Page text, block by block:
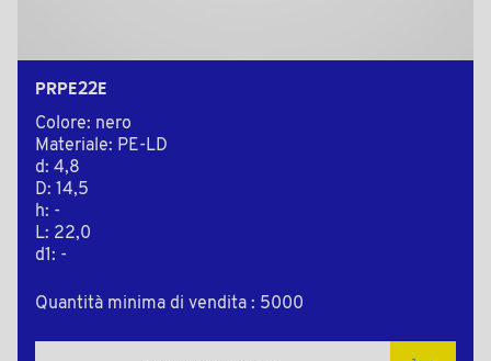
PRPE22E
Colore: nero
Materiale: PE-LD
d: 4,8
D: 14,5
h: -
L: 22,0
d1: -
Quantità minima di vendita : 5000